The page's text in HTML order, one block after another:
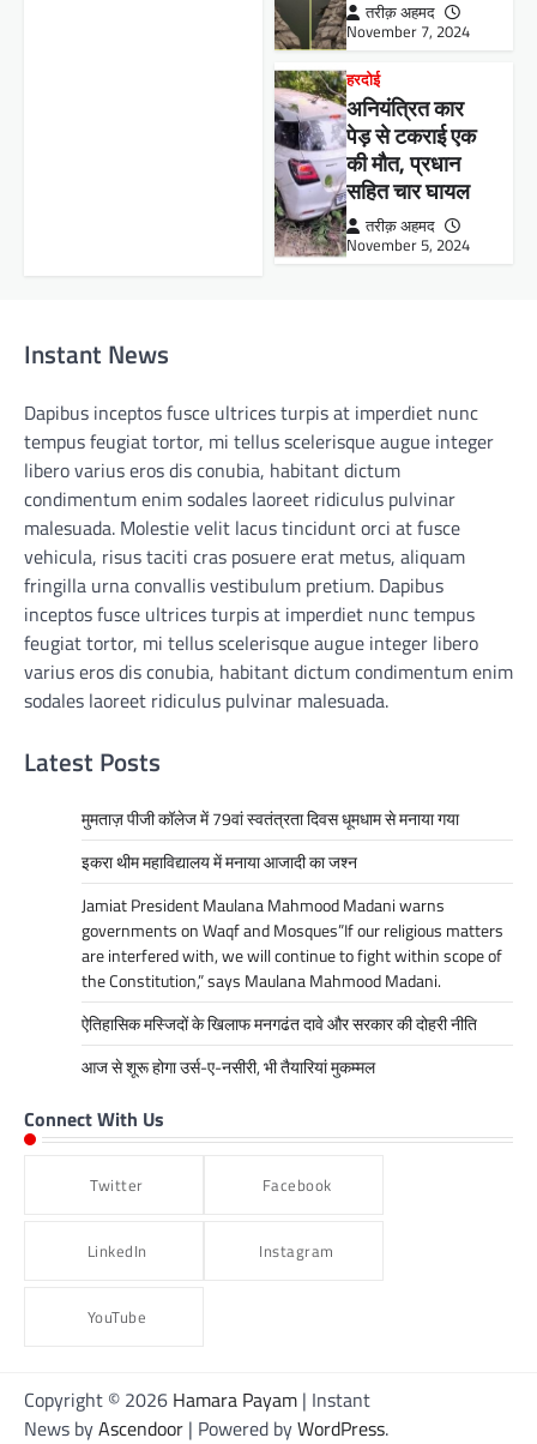
तरीक़ अहमद
November 7, 2024
हरदोई
अनियंत्रित कार
पेड़ से टकराई एक
की मौत, प्रधान
सहित चार घायल
तरीक़ अहमद
November 5, 2024
Instant News
Dapibus inceptos fusce ultrices turpis at imperdiet nunc
tempus feugiat tortor, mi tellus scelerisque augue integer
libero varius eros dis conubia, habitant dictum
condimentum enim sodales laoreet ridiculus pulvinar
malesuada. Molestie velit lacus tincidunt orci at fusce
vehicula, risus taciti cras posuere erat metus, aliquam
fringilla urna convallis vestibulum pretium. Dapibus
inceptos fusce ultrices turpis at imperdiet nunc tempus
feugiat tortor, mi tellus scelerisque augue integer libero
varius eros dis conubia, habitant dictum condimentum enim
sodales laoreet ridiculus pulvinar malesuada.
Latest Posts
मुमताज़ पीजी कॉलेज में 79वां स्वतंत्रता दिवस धूमधाम से मनाया गया
इकरा थीम महाविद्यालय में मनाया आजादी का जश्न
Jamiat President Maulana Mahmood Madani warns
governments on Waqf and Mosques”If our religious matters
are interfered with, we will continue to fight within scope of
the Constitution,” says Maulana Mahmood Madani.
ऐतिहासिक मस्जिदों के खिलाफ मनगढंत दावे और सरकार की दोहरी नीति
आज से शूरू होगा उर्स-ए-नसीरी, भी तैयारियां मुकम्मल
Connect With Us
Twitter Facebook
LinkedIn Instagram
YouTube
Copyright © 2026 Hamara Payam | Instant
News byAscendoor | Powered byWordPress.